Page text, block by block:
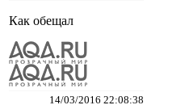
Как обещал
14/03/2016 22:08:38